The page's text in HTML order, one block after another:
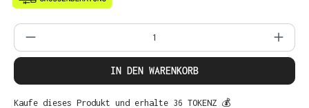
Produkt Anzahl: Gib den gewünschten
IN DEN WARENKORB
Kaufe dieses Produkt und erhalte 36 TOKENZ 💰